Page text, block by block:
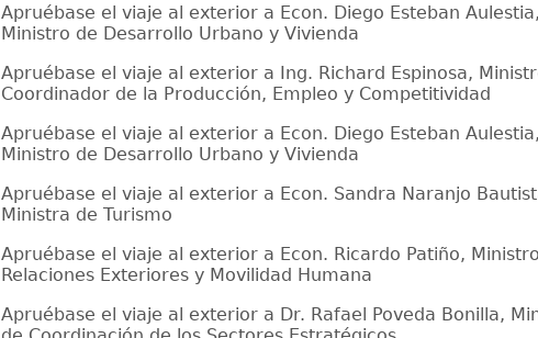
Apruébase el viaje al exterior a Econ. Diego Esteban Aulestia,
Ministro de Desarrollo Urbano y Vivienda
Apruébase el viaje al exterior a Ing. Richard Espinosa,
Coordinador de la Producción, Empleo y Competitividad
Apruébase el viaje al exterior a Econ. Diego Esteban Aulestia,
Ministro de Desarrollo Urbano y Vivienda
Apruébase el viaje al exterior a Econ. Sandra Naranjo
Ministra de Turismo
Apruébase el viaje al exterior a Econ. Ricardo Patiño,
Relaciones Exteriores y Movilidad Humana
Apruébase el viaje al exterior a Dr. Rafael Poveda Bonilla,